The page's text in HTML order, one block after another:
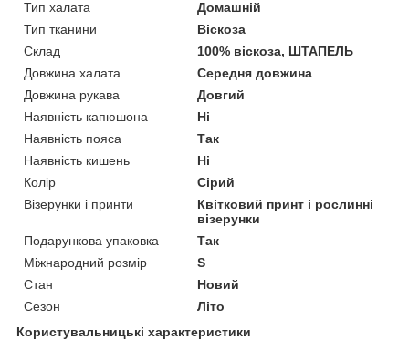
Тип халата
Домашній
Тип тканини
Віскоза
Склад
100% віскоза, ШТАПЕЛЬ
Довжина халата
Середня довжина
Довжина рукава
Довгий
Наявність капюшона
Ні
Наявність пояса
Так
Наявність кишень
Ні
Колір
Сірий
Візерунки і принти
Квітковий принт і рослинні
візерунки
Подарункова упаковка
Так
Міжнародний розмір
S
Стан
Новий
Сезон
Літо
Користувальницькі характеристики